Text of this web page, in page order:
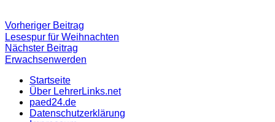
Beitragsnavigation
Vorheriger Beitrag
Beitrag:
Lesespur für Weihnachten
Nächster Beitrag
Beitrag
Erwachsenwerden
Startseite
Über LehrerLinks.net
paed24.de
Datenschutzerklärung